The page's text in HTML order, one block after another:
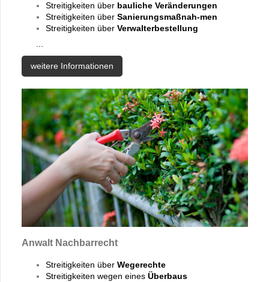
Streitigkeiten über bauliche Veränderungen
Streitigkeiten über Sanierungsmaßnah-men
Streitigkeiten über Verwalterbestellung
weitere Informationen
Anwalt Nachbarrecht
Streitigkeiten über Wegerechte
Streitigkeiten wegen eines Überbaus